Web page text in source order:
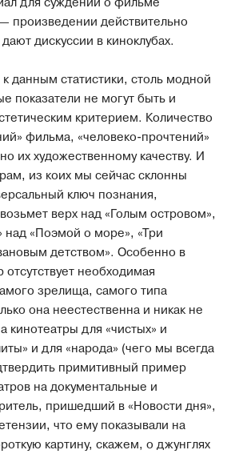
произведении действительно
дискуссии в киноклубах.
данным статистики, столь модной
показатели не могут быть и
критерием. Количество
фильма, «человеко-прочтений»
их художественному качеству. И
из коих мы сейчас склонны
ключ познания,
верх над «Голым островом»,
над «Поэмой о море», «Три
детством». Особенно в
необходимая
зрелища, самого типа
она неестественна и никак не
кинотеатры для «чистых» и
и для «народа» (чего мы всегда
примитивный пример
на документальные и
пришедший в «Новости дня»,
что ему показывали на
картину, скажем, о джунглях